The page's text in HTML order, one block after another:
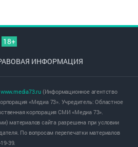
18+
ИНФОРМАЦИЯ
www.media73.ru(Информационное агентство
«Медиа 73». Учредитель: Областное
корпорация СМИ «Медиа 73».
материалов сайта разрешена при условии
По вопросам перепечатки материалов
39.